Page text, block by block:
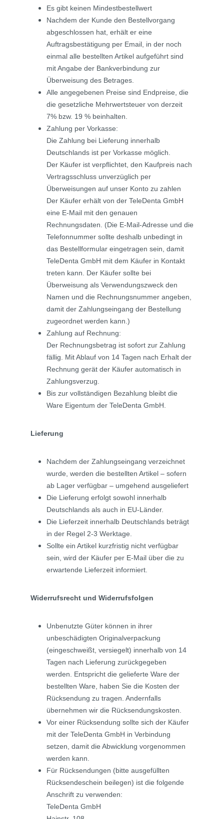
Es gibt keinen Mindestbestellwert
Nachdem der Kunde den Bestellvorgang
abgeschlossen hat, erhält er eine
Auftragsbestätigung per Email, in der noch
einmal alle bestellten Artikel aufgeführt sind
mit Angabe der Bankverbindung zur
Überweisung des Betrages.
Alle angegebenen Preise sind Endpreise, die
die gesetzliche Mehrwertsteuer von derzeit
7% bzw. 19 % beinhalten.
Zahlung per Vorkasse:
Die Zahlung bei Lieferung innerhalb
Deutschlands ist per Vorkasse möglich.
Der Käufer ist verpflichtet, den Kaufpreis nach
Vertragsschluss unverzüglich per
Überweisungen auf unser Konto zu zahlen
Der Käufer erhält von der TeleDenta GmbH
eine E-Mail mit den genauen
Rechnungsdaten. (Die E-Mail-Adresse und die
Telefonnummer sollte deshalb unbedingt in
das Bestellformular eingetragen sein, damit
TeleDenta GmbH mit dem Käufer in Kontakt
treten kann. Der Käufer sollte bei
Überweisung als Verwendungszweck den
Namen und die Rechnungsnummer angeben,
damit der Zahlungseingang der Bestellung
zugeordnet werden kann.)
Zahlung auf Rechnung:
Der Rechnungsbetrag ist sofort zur Zahlung
fällig. Mit Ablauf von 14 Tagen nach Erhalt der
Rechnung gerät der Käufer automatisch in
Zahlungsverzug.
Bis zur vollständigen Bezahlung bleibt die
Ware Eigentum der TeleDenta GmbH.
Lieferung
Nachdem der Zahlungseingang verzeichnet
wurde, werden die bestellten Artikel – sofern
ab Lager verfügbar – umgehend ausgeliefert
Die Lieferung erfolgt sowohl innerhalb
Deutschlands als auch in EU-Länder.
Die Lieferzeit innerhalb Deutschlands beträgt
in der Regel 2-3 Werktage.
Sollte ein Artikel kurzfristig nicht verfügbar
sein, wird der Käufer per E-Mail über die zu
erwartende Lieferzeit informiert.
Widerrufsrecht und Widerrufsfolgen
Unbenutzte Güter können in ihrer
unbeschädigten Originalverpackung
(eingeschweißt, versiegelt) innerhalb von 14
Tagen nach Lieferung zurückgegeben
werden. Entspricht die gelieferte Ware der
bestellten Ware, haben Sie die Kosten der
Rücksendung zu tragen. Andernfalls
übernehmen wir die Rücksendungskosten.
Vor einer Rücksendung sollte sich der Käufer
mit der TeleDenta GmbH in Verbindung
setzen, damit die Abwicklung vorgenommen
werden kann.
Für Rücksendungen (bitte ausgefüllten
Rücksendeschein beilegen) ist die folgende
Anschrift zu verwenden:
TeleDenta GmbH